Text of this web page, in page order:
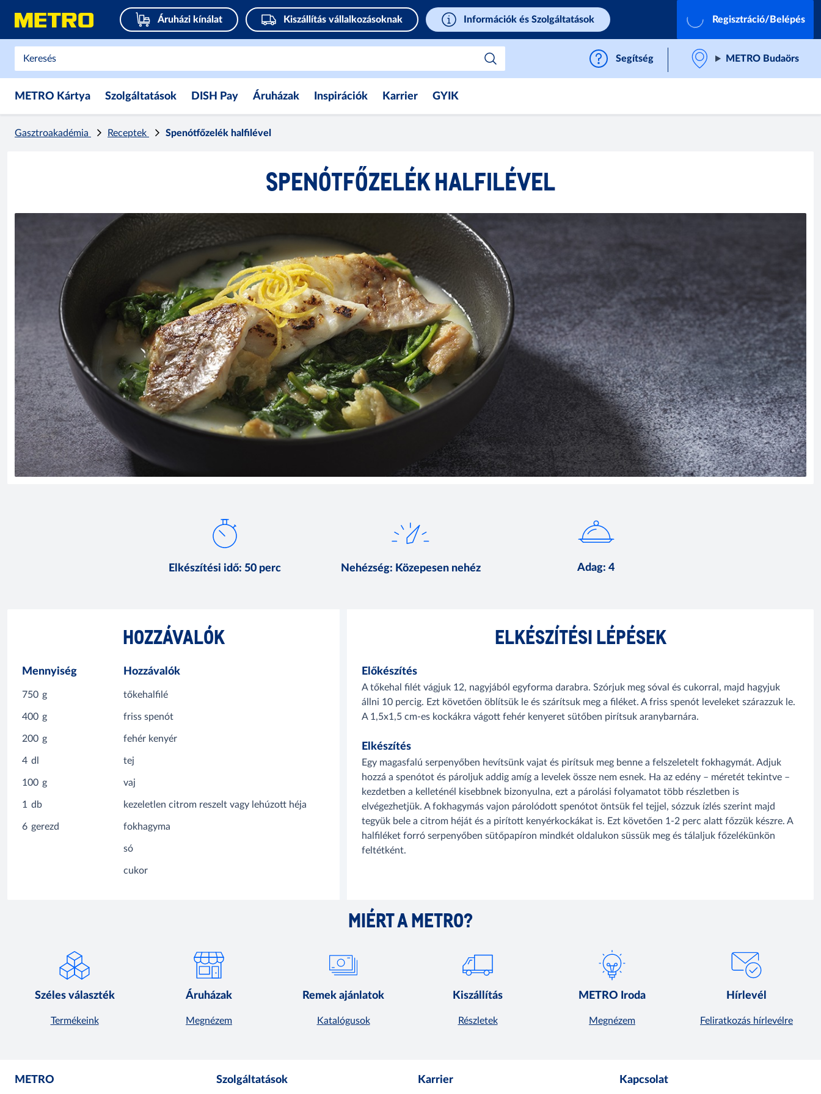
Áruházi kínálat Kiszállítás vállalkozásoknak Információk és Szolgáltatások Regisztráció/Belépés
Segítség METRO Budaörs
METRO Kártya Szolgáltatások DISH Pay Áruházak Inspirációk Karrier GYIK
Gasztroakadémia Receptek Spenótfőzelék halfilével
SPENÓTFŐZELÉK HALFILÉVEL
Elkészítési idő:50 perc Nehézség: Közepesen nehéz Adag:4
HOZZÁVALÓK
Mennyiség Hozzávalók
750 g tőkehalfilé
400 g friss spenót
200 g fehér kenyér
4 dl tej
100 g vaj
1 db kezeletlen citrom reszelt vagy lehúzott héja
6 gerezd fokhagyma
só
cukor
ELKÉSZÍTÉSI LÉPÉSEK
Előkészítés
A tőkehal filét vágjuk 12, nagyjából egyforma darabra. Szórjuk meg sóval és cukorral, majd hagyjuk
állni 10 percig. Ezt követően öblítsük le és szárítsuk meg a filéket. A friss spenót leveleket szárazzuk le.
A 1,5x1,5 cm-es kockákra vágott fehér kenyeret sütőben pirítsuk aranybarnára.
Elkészítés
Egy magasfalú serpenyőben hevítsünk vajat és pirítsuk meg benne a felszeletelt fokhagymát. Adjuk
hozzá a spenótot és pároljuk addig amíg a levelek össze nem esnek. Ha az edény – méretét tekintve –
kezdetben a kelleténél kisebbnek bizonyulna, ezt a párolási folyamatot több részletben is
elvégezhetjük. A fokhagymás vajon párolódott spenótot öntsük fel tejjel, sózzuk ízlés szerint majd
tegyük bele a citrom héját és a pirított kenyérkockákat is. Ezt követően 1-2 perc alatt főzzük készre. A
halfiléket forró serpenyőben sütőpapíron mindkét oldalukon süssük meg és tálaljuk főzelékünkön
feltétként.
MIÉRT A METRO?
Széles választék
Termékeink
Áruházak
Megnézem
Remek ajánlatok
Katalógusok
Kiszállítás
Részletek
METRO Iroda
Megnézem
Hírlevél
Feliratkozás hírlevélre
METRO Szolgáltatások Karrier Kapcsolat